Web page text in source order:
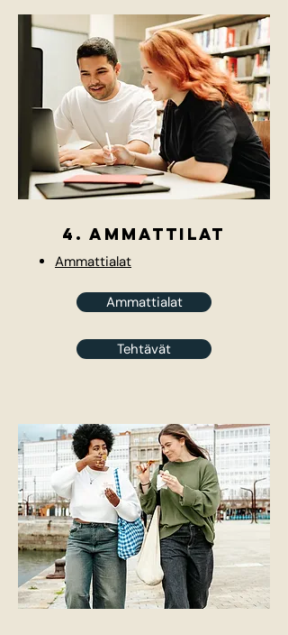
4. ammattilat
Ammattialat
Ammattialat
Tehtävät